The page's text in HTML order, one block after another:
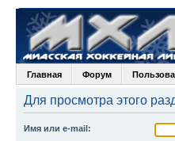
Главная Форум
Для просмотра этого
Имя или e-mail: